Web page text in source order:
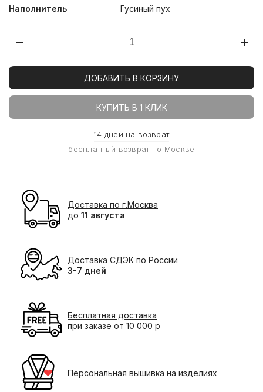
Наполнитель
Гусиный пух
ДОБАВИТЬ В КОРЗИНУ
КУПИТЬ В 1 КЛИК
14 дней на возврат
бесплатный возврат по Москве
Доставка по г.Москва
до 11 августа
Доставка СДЭК по России
3-7 дней
Бесплатная доставка
при заказе от 10 000 р
Персональная вышивка на изделиях